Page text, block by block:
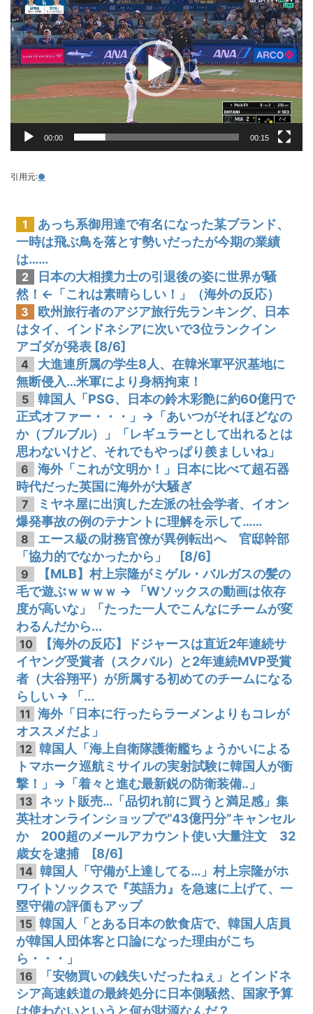
画
プ
レ
ー
ヤ
00:00 00:15
引用元:●
1
あっち系御用達で有名になった某ブランド、
一時は飛ぶ鳥を落とす勢いだったが今期の業績
は……
2
日本の大相撲力士の引退後の姿に世界が騒
然！←「これは素晴らしい！」（海外の反応）
3
欧州旅行者のアジア旅行先ランキング、日本
はタイ、インドネシアに次いで3位ランクイン
アゴダが発表 [8/6]
4
大進連所属の学生8人、在韓米軍平沢基地に
無断侵入…米軍により身柄拘束！
5
韓国人「PSG、日本の鈴木彩艶に約60億円で
正式オファー・・・」→「あいつがそれほどなの
か（ブルブル）」「レギュラーとして出れるとは
思わないけど、それでもやっぱり羨ましいね」
6
海外「これが文明か！」日本に比べて超石器
時代だった英国に海外が大騒ぎ
7
ミヤネ屋に出演した左派の社会学者、イオン
爆発事故の例のテナントに理解を示して……
8
エース級の財務官僚が異例転出へ 官邸幹部
「協力的でなかったから」 [8/6]
9
【MLB】村上宗隆がミゲル・バルガスの髪の
毛で遊ぶｗｗｗｗ → 「Wソックスの動画は依存
度が高いな」「たった一人でこんなにチームが変
わるんだから...
10
【海外の反応】ドジャースは直近2年連続サ
イヤング受賞者（スクバル）と2年連続MVP受賞
者（大谷翔平）が所属する初めてのチームになる
らしい → 「...
11
海外「日本に行ったらラーメンよりもコレが
オススメだよ」
12 韓国人「海上自衛隊護衛艦ちょうかいによる
トマホーク巡航ミサイルの実射試験に韓国人が衝
撃！」→「着々と進む最新鋭の防衛装備‥」
13 ネット販売…「品切れ前に買うと満足感」集
英社オンラインショップで“43億円分”キャンセル
か 200超のメールアカウント使い大量注文 32
歳女を逮捕 [8/6]
14 韓国人「守備が上達してる…」村上宗隆がホ
ワイトソックスで『英語力』を急速に上げて、一
塁守備の評価もアップ
15 韓国人「とある日本の飲食店で、韓国人店員
が韓国人団体客と口論になった理由がこち
ら・・・」
16
「安物買いの銭失いだったねぇ」とインドネ
シア高速鉄道の最終処分に日本側騒然、国家予算
は使わないというと何が財源なんだ？